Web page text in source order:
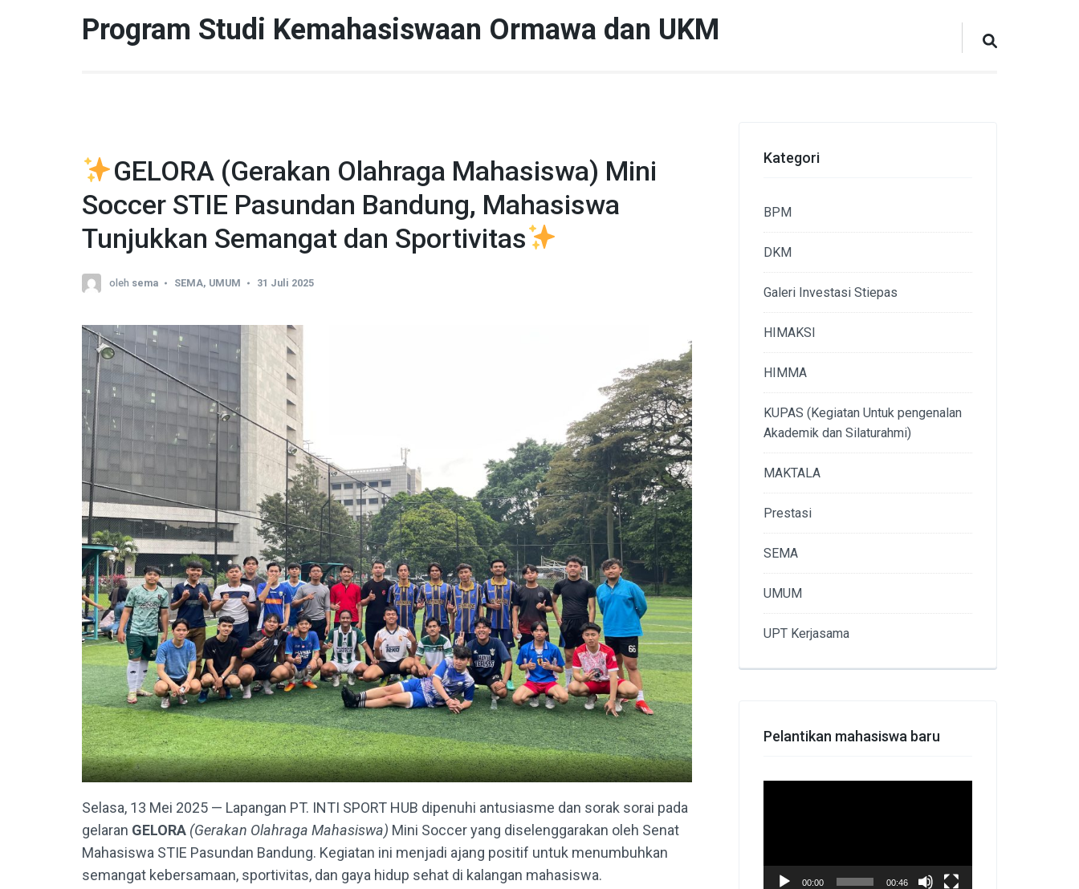
Program Studi Kemahasiswaan Ormawa dan UKM
GELORA (Gerakan Olahraga Mahasiswa) Mini
Soccer STIE Pasundan Bandung, Mahasiswa
Tunjukkan Semangat dan Sportivitas
oleh sema SEMA, UMUM 31 Juli 2025
Selasa, 13 Mei 2025 — Lapangan PT. INTI SPORT HUB dipenuhi antusiasme dan sorak sorai pada
gelaran GELORA (Gerakan Olahraga Mahasiswa) Mini Soccer yang diselenggarakan oleh Senat
Mahasiswa STIE Pasundan Bandung. Kegiatan ini menjadi ajang positif untuk menumbuhkan
semangat kebersamaan, sportivitas, dan gaya hidup sehat di kalangan mahasiswa.
Kategori
BPM
DKM
Galeri Investasi Stiepas
HIMAKSI
HIMMA
KUPAS (Kegiatan Untuk pengenalan
Akademik dan Silaturahmi)
MAKTALA
Prestasi
SEMA
UMUM
UPT Kerjasama
Pelantikan mahasiswa baru
00:00 00:46